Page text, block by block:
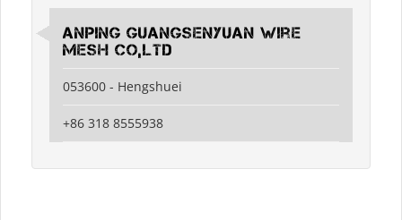
Anping Guangsenyuan Wire
Mesh Co,Ltd
053600 - Hengshuei
+86 318 8555938